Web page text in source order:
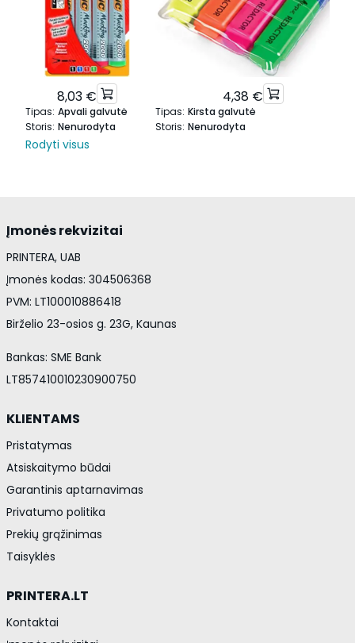
8,03 €
Tipas: Apvali galvutė
Storis: Nenurodyta
4,38 €
Tipas: Kirsta galvutė
Storis: Nenurodyta
Rodyti visus
Įmonės rekvizitai
PRINTERA, UAB
Įmonės kodas: 304506368
PVM: LT100010886418
Birželio 23-osios g. 23G, Kaunas
Bankas: SME Bank
LT857410010230900750
KLIENTAMS
Pristatymas
Atsiskaitymo būdai
Garantinis aptarnavimas
Privatumo politika
Prekių grąžinimas
Taisyklės
PRINTERA.LT
Kontaktai